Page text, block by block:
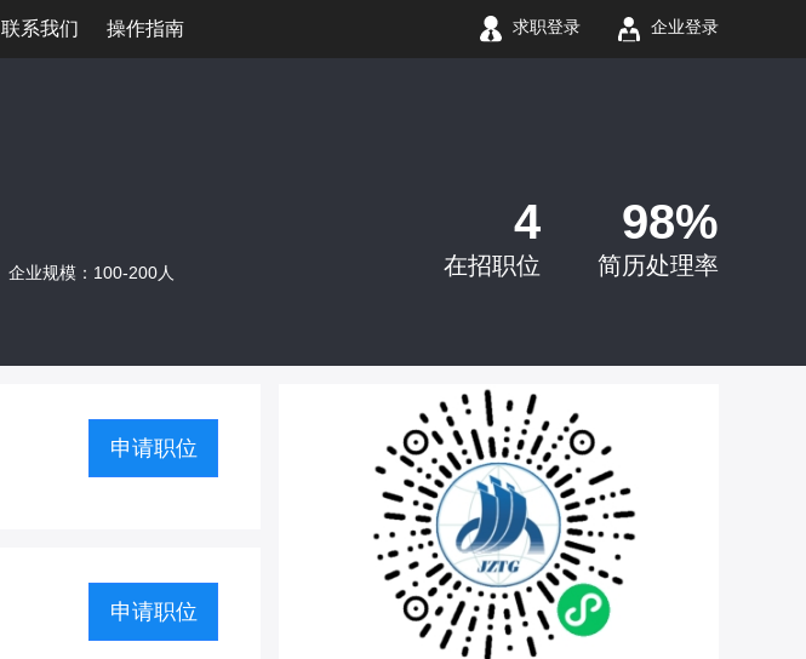
联系我们 操作指南 求职登录 企业登录
企业规模：100-200人
4
在招职位
98%
简历处理率
申请职位
申请职位